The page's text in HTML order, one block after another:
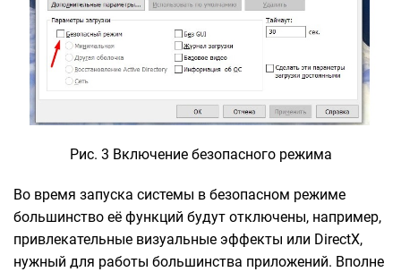
Рис. 3 Включение безопасного режима
Во время запуска системы в безопасном режиме
большинство её функций будут отключены, например,
привлекательные визуальные эффекты или DirectX,
нужный для работы большинства приложений. Вполне